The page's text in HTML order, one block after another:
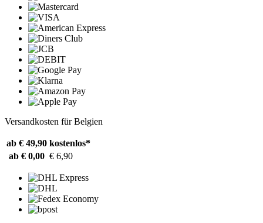
Versandkosten für Belgien
ab € 49,90 kostenlos*
ab € 0,00 € 6,90